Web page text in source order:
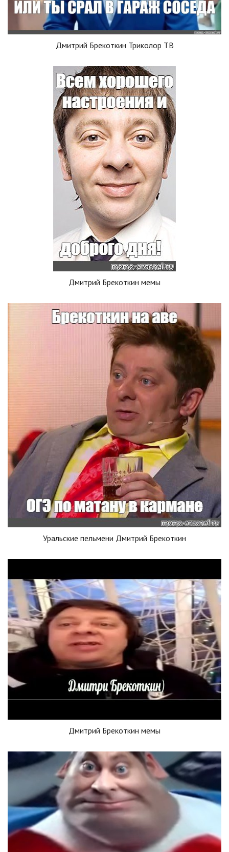
Дмитрий Брекоткин Триколор ТВ
Дмитрий Брекоткин мемы
Уральские пельмени Дмитрий Брекоткин
Дмитрий Брекоткин мемы